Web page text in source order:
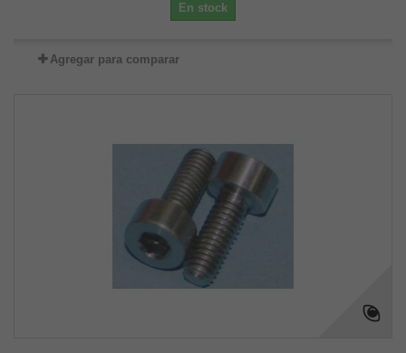
En stock
Agregar para comparar